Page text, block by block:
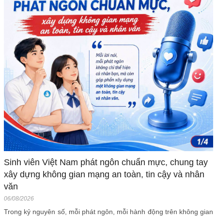
Sinh viên Việt Nam phát ngôn chuẩn mực, chung tay
xây dựng không gian mạng an toàn, tin cậy và nhân
văn
06/08/2026
Trong kỷ nguyên số, mỗi phát ngôn, mỗi hành động trên không gian